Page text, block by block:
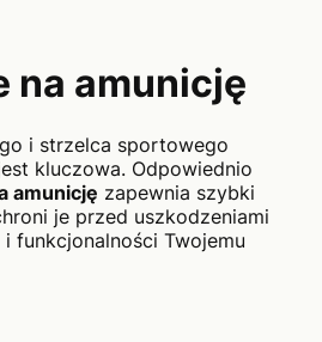
na amunicję
i strzelca sportowego
kluczowa. Odpowiednio
amunicję zapewnia szybki
je przed uszkodzeniami
funkcjonalności Twojemu